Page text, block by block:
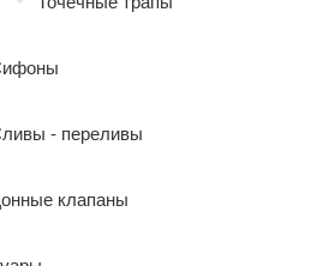
- переливы
клапаны